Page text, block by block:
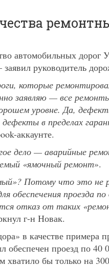
автомобильных
руководитель
которые
заявляю — все
уровне. Да,
в пределах
аккаунте.
дело — аварийные
«ямочный ремонт».
Потому что это не
обеспечения проезда
отказ от таких
г-н Новак.
в качестве примера
обеспечен проезд по 40
бы только на